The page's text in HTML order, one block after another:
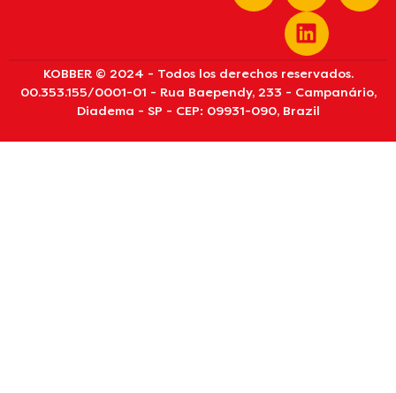
KOBBER © 2024 - Todos los derechos reservados.
00.353.155/0001-01 - Rua Baependy, 233 - Campanário,
Diadema - SP - CEP: 09931-090, Brazil